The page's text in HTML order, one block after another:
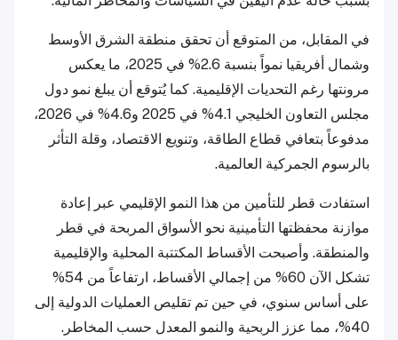
في المقابل، من المتوقع أن تحقق منطقة الشرق الأوسط
وشمال أفريقيا نمواً بنسبة 2.6% في 2025، ما يعكس
مرونتها رغم التحديات الإقليمية. كما يُتوقع أن يبلغ نمو دول
مجلس التعاون الخليجي 4.1% في 2025 و4.6% في 2026،
مدفوعاً بتعافي قطاع الطاقة، وتنويع الاقتصاد، وقلة التأثر
بالرسوم الجمركية العالمية.
استفادت قطر للتأمين من هذا النمو الإقليمي عبر إعادة
موازنة محفظتها التأمينية نحو الأسواق المربحة في قطر
والمنطقة. وأصبحت الأقساط المكتتبة المحلية والإقليمية
تشكل الآن 60% من إجمالي الأقساط، ارتفاعاً من 54%
على أساس سنوي، في حين تم تقليص العمليات الدولية إلى
40%، مما عزز الربحية والنمو المعدل حسب المخاطر.